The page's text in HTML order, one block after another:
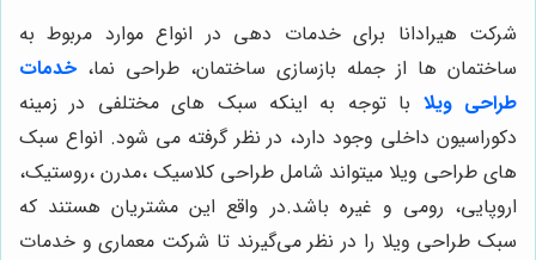
شرکت هیرادانا برای خدمات دهی در انواع موارد مربوط به
ساختمان ها از جمله بازسازی ساختمان، طراحی نما، خدمات
طراحی ویلا با توجه به اینکه سبک های مختلفی در زمینه
دکوراسیون داخلی وجود دارد، در نظر گرفته می شود. انواع سبک
های طراحی ویلا میتواند شامل طراحی کلاسیک ،مدرن ،روستیک،
اروپایی، رومی و غیره باشد.در واقع این مشتریان هستند که
سبک طراحی ویلا را در نظر می‌گیرند تا شرکت معماری و خدمات